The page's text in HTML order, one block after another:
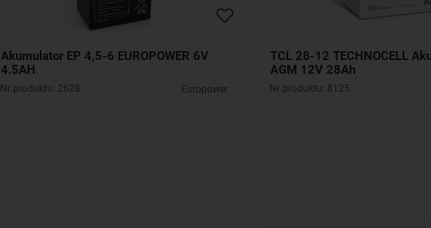
Akumulator EP 4,5-6 EUROPOWER 6V
4.5AH
Nr produktu: 2628 Europower
TCL 28-12 TECHNOCELL
AGM 12V 28Ah
Nr produktu: 8125